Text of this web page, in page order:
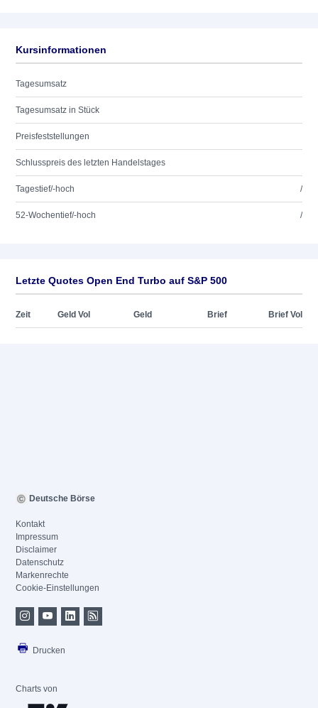
Kursinformationen
Tagesumsatz
Tagesumsatz in Stück
Preisfeststellungen
Schlusspreis des letzten Handelstages
Tagestief/-hoch /
52-Wochentief/-hoch /
Letzte Quotes Open End Turbo auf S&P 500
Zeit Geld Vol Geld Brief Brief Vol
Deutsche Börse
Kontakt
Impressum
Disclaimer
Datenschutz
Markenrechte
Cookie-Einstellungen
Drucken
Charts von